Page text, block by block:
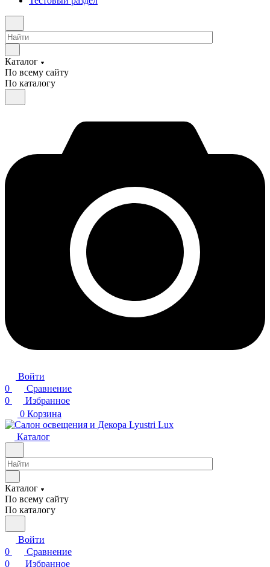
Каталог
По всему сайту
По каталогу
Войти
0
Сравнение
0
Избранное
0 Корзина
Каталог
Каталог
По всему сайту
По каталогу
Войти
0
Сравнение
0
Избранное